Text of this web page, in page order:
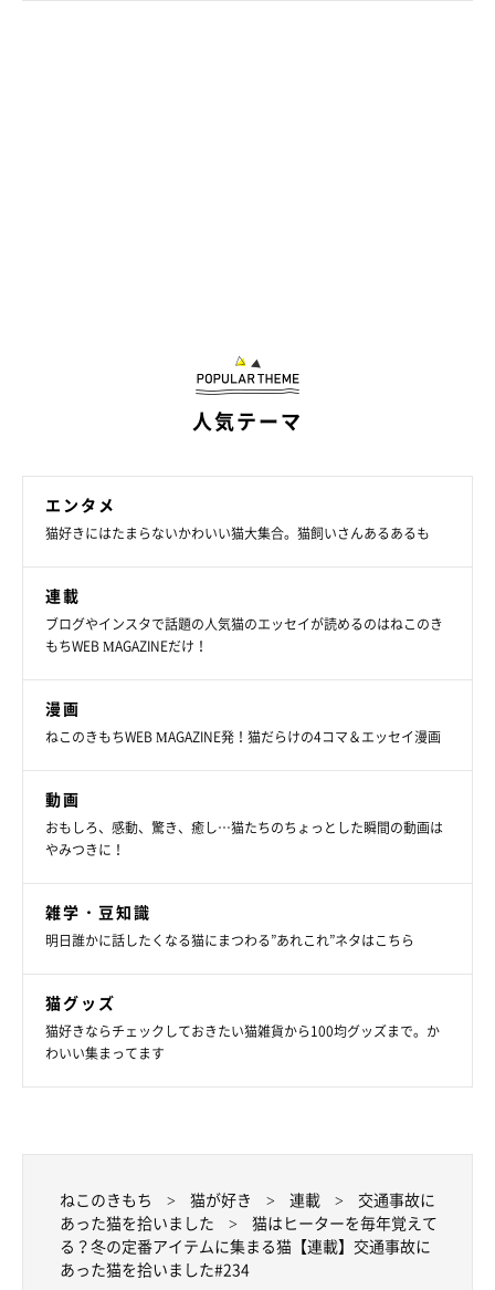
里親を探す「一時預かりボランティア」を続けている。犬猫の保
護や介護について、大変な現実だけでなく、楽しさ・幸せをSNS
まさんちのホゴネコ」（世界文化社）を出版。著者印税を動物福
祉活動に充てている。
instagram：@tamtam__111
人気テーマ
エンタメ
猫好きにはたまらないかわいい猫大集合。猫飼いさんあるあるも
連載
ブログやインスタで話題の人気猫のエッセイが読めるのはねこのき
もちWEB MAGAZINEだけ！
漫画
ねこのきもちWEB MAGAZINE発！猫だらけの4コマ＆エッセイ漫画
動画
おもしろ、感動、驚き、癒し…猫たちのちょっとした瞬間の動画は
やみつきに！
雑学・豆知識
明日誰かに話したくなる猫にまつわる”あれこれ”ネタはこちら
猫グッズ
猫好きならチェックしておきたい猫雑貨から100均グッズまで。か
わいい集まってます
ねこのきもち 猫が好き 連載
交通事故に
あった猫を拾いました
猫はヒーターを毎年覚えて
る？冬の定番アイテムに集まる猫【連載】交通事故に
あった猫を拾いました#234